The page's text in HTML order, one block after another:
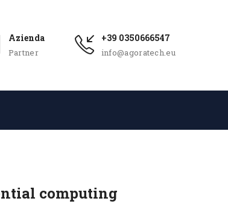
Azienda
Partner
+39 0350666547
info@agoratech.eu
computing